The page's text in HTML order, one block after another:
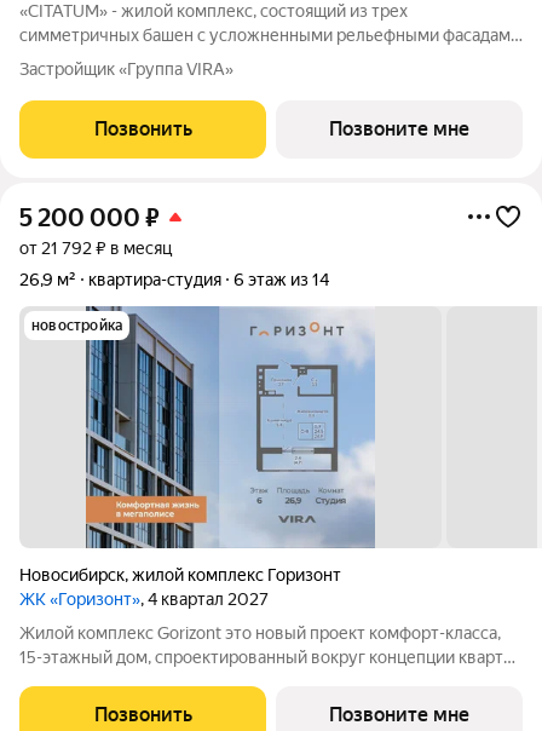
«CITATUM» - жилой комплекс, состоящий из трех
симметричных башен с усложненными рельефными фасадами
(23, 8, 23 этажей), с единым пространством-стилобатом, в
котором расположится просторное дизайнерское лобби с
консьержем и мягкой зоной ожидания.
Застройщик «Группа VIRA»
Позвонить Позвоните мне
5 200 000 ₽
от 21 792 ₽ в месяц
26,9 м²
квартира-студия 6 этаж из 14
новостройка
Новосибирск,жилой комплекс Горизонт
ЖК «Горизонт», 4 квартал 2027
Жилой комплекс Gorizont это новый проект комфорт-класса,
15-этажный дом, спроектированный вокруг концепции квартир
экспертами компании исходя из сценариев будущего
Позвонить Позвоните мне